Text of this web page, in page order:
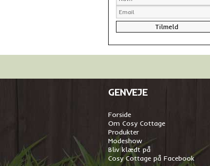
GENVEJE
Forside
Om Cosy Cottage
Produkter
Modeshow
Bliv klædt på
Cosy Cottage på Facebook